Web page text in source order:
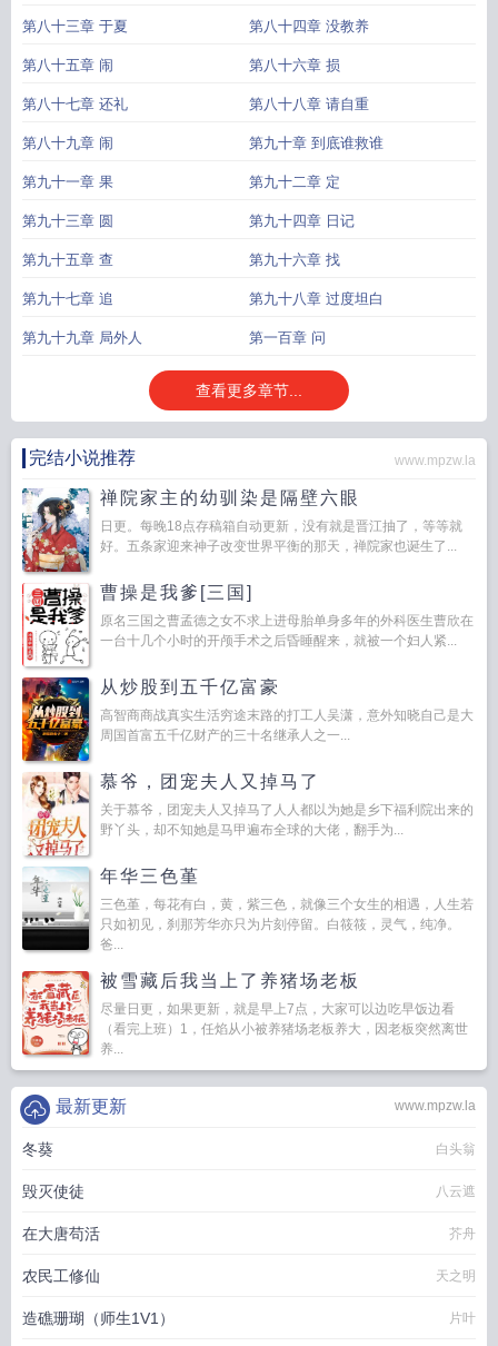
第八十三章 于夏 第八十四章 没教养
第八十五章 闹 第八十六章 损
第八十七章 还礼 第八十八章 请自重
第八十九章 闹 第九十章 到底谁救谁
第九十一章 果 第九十二章 定
第九十三章 圆 第九十四章 日记
第九十五章 查 第九十六章 找
第九十七章 追 第九十八章 过度坦白
第九十九章 局外人 第一百章 问
查看更多章节...
完结小说推荐 www.mpzw.la
禅院家主的幼驯染是隔壁六眼
日更。每晚18点存稿箱自动更新，没有就是晋江抽了，等等就
好。五条家迎来神子改变世界平衡的那天，禅院家也诞生了...
曹操是我爹[三国]
原名三国之曹孟德之女不求上进母胎单身多年的外科医生曹欣在
一台十几个小时的开颅手术之后昏睡醒来，就被一个妇人紧...
从炒股到五千亿富豪
高智商商战真实生活穷途末路的打工人吴潇，意外知晓自己是大
周国首富五千亿财产的三十名继承人之一...
慕爷，团宠夫人又掉马了
关于慕爷，团宠夫人又掉马了人人都以为她是乡下福利院出来的
野丫头，却不知她是马甲遍布全球的大佬，翻手为...
年华三色堇
三色堇，每花有白，黄，紫三色，就像三个女生的相遇，人生若
只如初见，刹那芳华亦只为片刻停留。白筱筱，灵气，纯净。
爸...
被雪藏后我当上了养猪场老板
尽量日更，如果更新，就是早上7点，大家可以边吃早饭边看
（看完上班）1，任焰从小被养猪场老板养大，因老板突然离世
养...
www.mpzw.la
最新更新
冬葵 白头翁
毁灭使徒 八云遮
在大唐苟活 芥舟
农民工修仙 天之明
造礁珊瑚（师生1V1） 片叶